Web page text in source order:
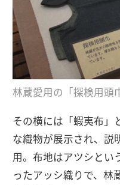
林蔵愛用の「探検用頭
その横には「蝦夷布」
な織物が展示され、説
用。布地はアツシとい
ったアッシ織りで、林